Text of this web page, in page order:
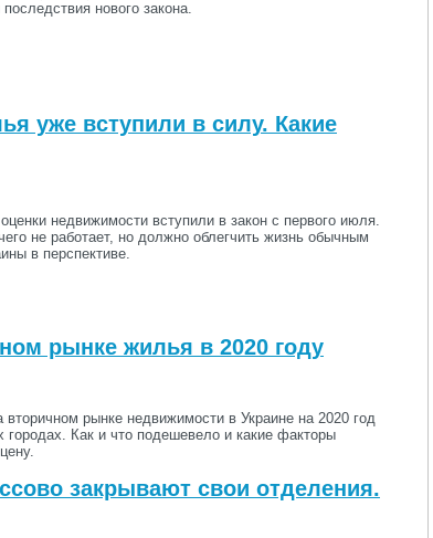
нового закона.
уже вступили в силу. Какие
недвижимости вступили в закон с первого июля.
не работает, но должно облегчить жизнь обычным
в перспективе.
рынке жилья в 2020 году
вторичном рынке недвижимости в Украине на 2020 год
городах. Как и что подешевело и какие факторы
закрывают свои отделения.